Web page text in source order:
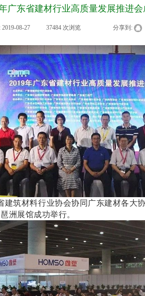
广东省建材行业高质量发展推进
2019-08-27 37484 次浏览 分享到:
筑材料行业协会协同广东建材各大
洲展馆成功举行。